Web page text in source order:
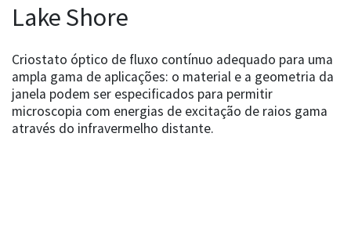
Lake Shore
Criostato óptico de fluxo contínuo adequado para uma
ampla gama de aplicações: o material e a geometria da
janela podem ser especificados para permitir
microscopia com energias de excitação de raios gama
através do infravermelho distante.